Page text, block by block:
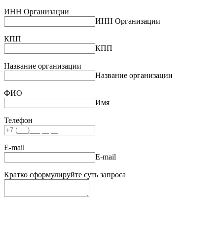
ИНН Организации
ИНН Организации
КПП
КПП
Название организации
Название организации
ФИО
Имя
Телефон
E-mail
E-mail
Кратко сформулируйте суть запроса